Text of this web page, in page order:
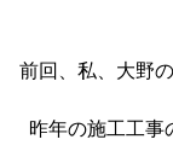
前回、私、大野
昨年の施工工事